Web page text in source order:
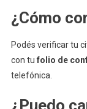
¿Cómo
Podés verificar tu
con tu folio de
telefónica.
¿Puedo